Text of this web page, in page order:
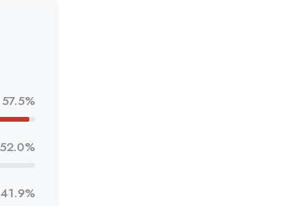
57.5%
52.0%
41.9%